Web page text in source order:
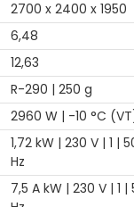
2700 x 2400 x 1950
6,48
12,63
R-290 | 250 g
2960 W | -10 °C
1,72 kW | 230 V | 1 |
Hz
7,5 A kW | 230 V | 1 |